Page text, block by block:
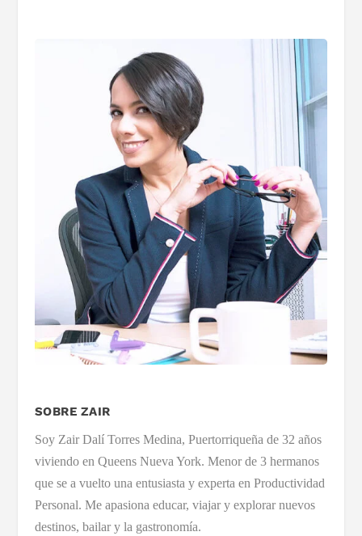
SOBRE ZAIR
Soy Zair Dalí Torres Medina, Puertorriqueña de 32 años
viviendo en Queens Nueva York. Menor de 3 hermanos
que se a vuelto una entusiasta y experta en Productividad
Personal. Me apasiona educar, viajar y explorar nuevos
destinos, bailar y la gastronomía.